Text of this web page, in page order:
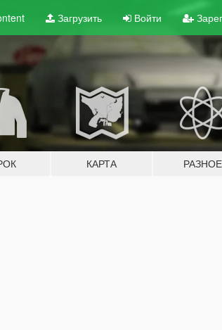
Загрузить Войти
КАРТА РАЗНОЕ